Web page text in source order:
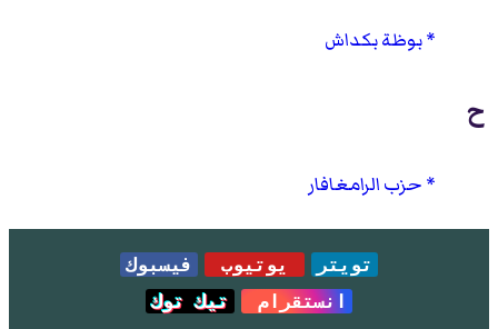
بوظة بكداش
ح
حزب الرامغافار
تويتر يوتيوب
فيسبوك
انستقرام
تيك توك